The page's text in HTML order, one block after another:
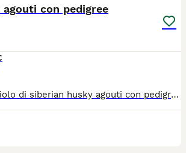
con pedigree
Spettacolare cucciolo di siberian husky agouti con pedigree! Nato il 30 marzo 2026 è già disponibile completo di tutto! Genitori testati! Possibilità di consegna !!! Per qualsiasi informazione Maria Rosa 3204280348